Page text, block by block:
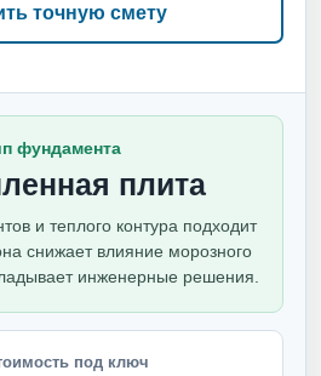
точную смету
фундамента
плита
и теплого контура подходит
снижает влияние морозного
инженерные решения.
под ключ